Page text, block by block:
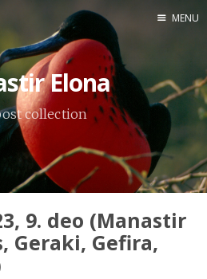
X
Instagram
YouTube
MENU
Elona
collection
9. deo (Manastir
Geraki, Gefira,